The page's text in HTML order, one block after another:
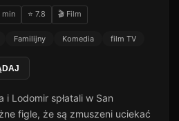
⭐ 7.8 🎬 Film
Familijny Komedia film TV
i Lodomir spłatali w San
figle, że są zmuszeni uciekać